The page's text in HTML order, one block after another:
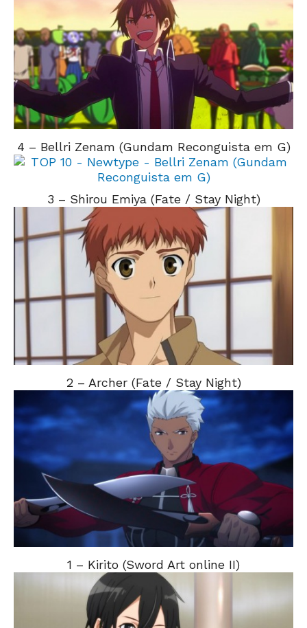
4 – Bellri Zenam (Gundam Reconguista em G)
3 – Shirou Emiya (Fate / Stay Night)
2 – Archer (Fate / Stay Night)
1 – Kirito (Sword Art online II)